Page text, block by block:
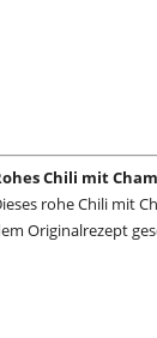
Chili mit
rohe Chili mit
Originalrezept